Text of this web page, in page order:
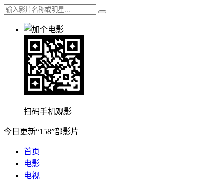
扫码手机观影
今日更新“158”部影片
首页
电影
电视